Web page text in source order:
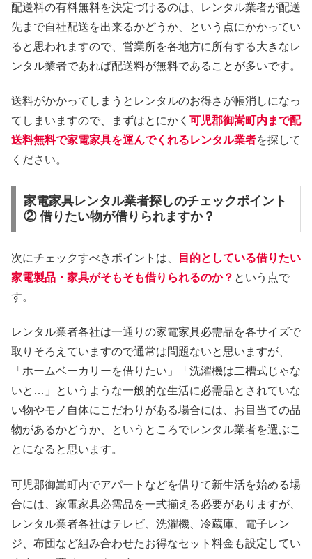
配送料の有料無料を決定づけるのは、レンタル業者が配送
先まで自社配送を出来るかどうか、という点にかかってい
ると思われますので、営業所を各地方に所有する大きなレ
ンタル業者であれば配送料が無料であることが多いです。
送料がかかってしまうとレンタルのお得さが帳消しになっ
てしまいますので、まずはとにかく 可児郡御嵩町内まで配
送料無料で家電家具を運んでくれるレンタル業者を探して
ください。
家電家具レンタル業者探しのチェックポイント
② 借りたい物が借りられますか？
次にチェックすべきポイントは、
目的としている借りたい
家電製品・家具がそもそも借りられるのか？ という点で
す。
レンタル業者各社は一通りの家電家具必需品を各サイズで
取りそろえていますので通常は問題ないと思いますが、
「ホームベーカリーを借りたい」「洗濯機は二槽式じゃな
いと…」というような一般的な生活に必需品とされていな
い物やモノ自体にこだわりがある場合には、お目当ての品
物があるかどうか、というところでレンタル業者を選ぶこ
とになると思います。
可児郡御嵩町内でアパートなどを借りて新生活を始める場
合には、家電家具必需品を一式揃える必要がありますが、
レンタル業者各社はテレビ、洗濯機、冷蔵庫、電子レン
ジ、布団など組み合わせたお得なセット料金も設定してい